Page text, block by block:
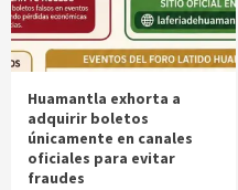
Huamantla exhorta a
adquirir boletos
únicamente en canales
oficiales para evitar
fraudes